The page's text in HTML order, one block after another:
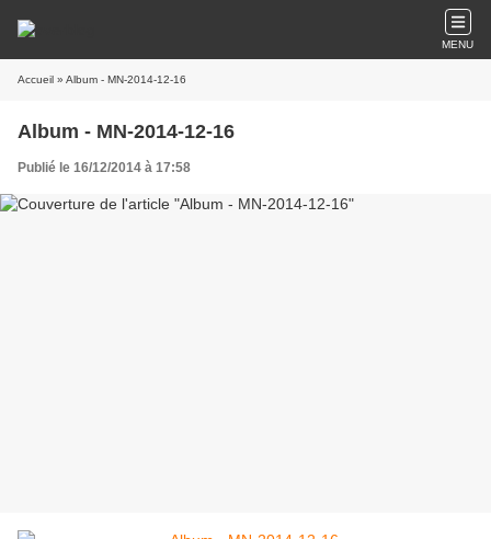
MENU
Accueil » Album - MN-2014-12-16
Album - MN-2014-12-16
Publié le 16/12/2014 à 17:58